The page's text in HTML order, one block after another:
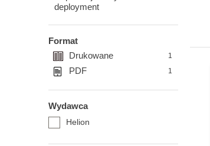
deployment
Format
Drukowane
1
PDF 1
Wydawca
Helion